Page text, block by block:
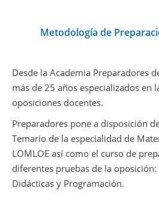
Metodología de
Desde la Academia Preparadores
más de 25 años especializados en
oposiciones docentes.
Preparadores pone a disposición
Temario de la especialidad de
LOMLOE así como el curso de
diferentes pruebas de la
Didácticas y Programación.